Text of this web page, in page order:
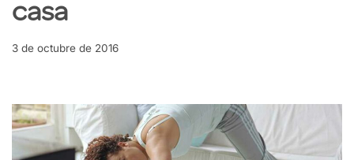
casa
3 de octubre de 2016